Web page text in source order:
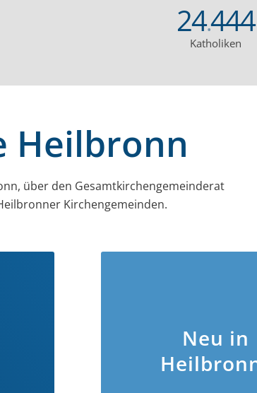
24.444
Katholiken
Heilbronn
über den Gesamt­kirchen­gemeinderat
Kirchengemeinden.
Neu in